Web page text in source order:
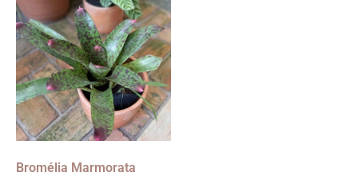
Bromélia Marmorata